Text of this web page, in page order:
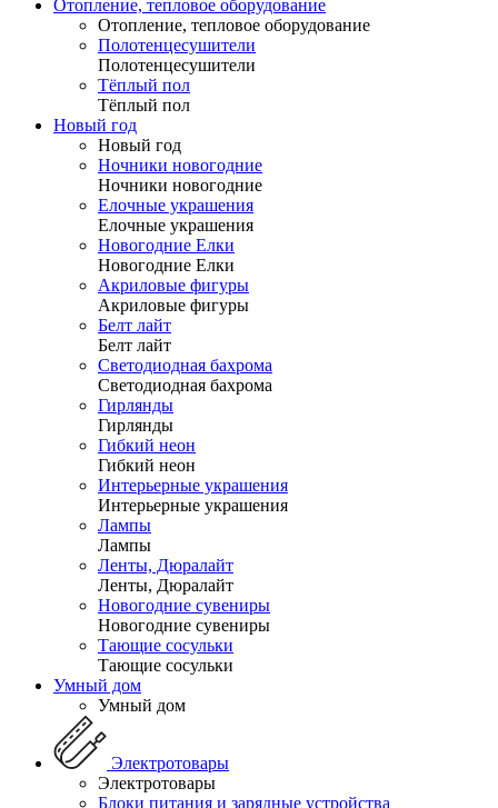
Отопление, тепловое оборудование
Отопление, тепловое оборудование
Полотенцесушители
Полотенцесушители
Тёплый пол
Тёплый пол
Новый год
Новый год
Ночники новогодние
Ночники новогодние
Елочные украшения
Елочные украшения
Новогодние Елки
Новогодние Елки
Акриловые фигуры
Акриловые фигуры
Белт лайт
Белт лайт
Светодиодная бахрома
Светодиодная бахрома
Гирлянды
Гирлянды
Гибкий неон
Гибкий неон
Интерьерные украшения
Интерьерные украшения
Лампы
Лампы
Ленты, Дюралайт
Ленты, Дюралайт
Новогодние сувениры
Новогодние сувениры
Тающие сосульки
Тающие сосульки
Умный дом
Умный дом
Электротовары
Электротовары
Блоки питания и зарядные устройства